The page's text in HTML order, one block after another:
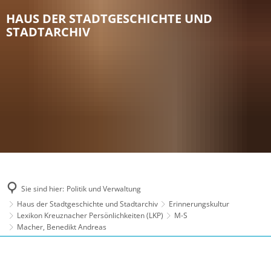
HAUS DER STADTGESCHICHTE UND
STADTARCHIV
Sie sind hier: Politik und Verwaltung
Haus der Stadtgeschichte und Stadtarchiv
Erinnerungskultur
Lexikon Kreuznacher Persönlichkeiten (LKP)
M-S
Macher, Benedikt Andreas